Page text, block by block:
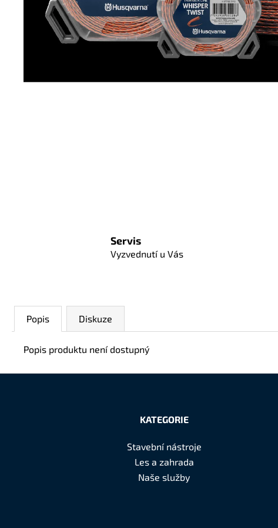
Servis
Vyzvednutí u Vás
Popis Diskuze
Popis produktu není dostupný
KATEGORIE
Stavební nástroje
Les a zahrada
Naše služby